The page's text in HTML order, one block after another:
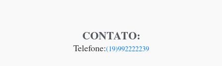
CONTATO:
Telefone:(19)992222239